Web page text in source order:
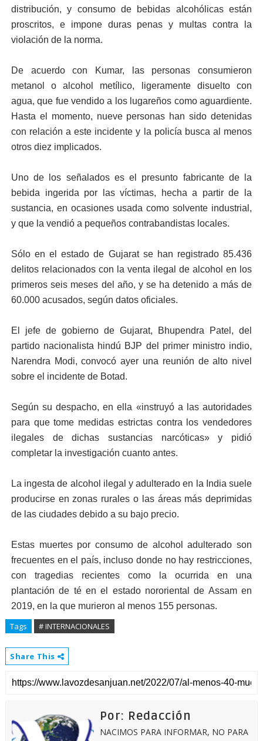
distribución, y consumo de bebidas alcohólicas están
proscritos, e impone duras penas y multas contra la
violación de la norma.
De acuerdo con Kumar, las personas consumieron
metanol o alcohol metílico, ligeramente disuelto con
agua, que fue vendido a los lugareños como aguardiente.
Hasta el momento, nueve personas han sido detenidas
con relación a este incidente y la policía busca al menos
otros diez implicados.
Uno de los señalados es el presunto fabricante de la
bebida ingerida por las víctimas, hecha a partir de la
sustancia, en ocasiones usada como solvente industrial,
y que la vendió a pequeños contrabandistas locales.
Sólo en el estado de Gujarat se han registrado 85.436
delitos relacionados con la venta ilegal de alcohol en los
primeros seis meses del año, y se ha detenido a más de
60.000 acusados, según datos oficiales.
El jefe de gobierno de Gujarat, Bhupendra Patel, del
partido nacionalista hindú BJP del primer ministro indio,
Narendra Modi, convocó ayer una reunión de alto nivel
sobre el incidente de Botad.
Según su despacho, en ella «instruyó a las autoridades
para que tome medidas estrictas contra los vendedores
ilegales de dichas sustancias narcóticas» y pidió
completar la investigación cuanto antes.
La ingesta de alcohol ilegal y adulterado en la India suele
producirse en zonas rurales o las áreas más deprimidas
de las ciudades debido a su bajo precio.
Estas muertes por consumo de alcohol adulterado son
frecuentes en el país, incluso donde no hay restricciones,
con tragedias recientes como la ocurrida en una
plantación de té en el estado nororiental de Assam en
2019, en la que murieron al menos 155 personas.
Tags # INTERNACIONALES
Share This
Por: Redacción
NACIMOS PARA INFORMAR, NO PARA